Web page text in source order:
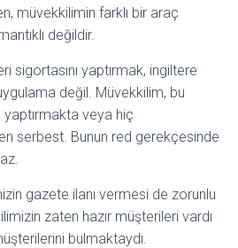
müvekkilimin farklı bir araç
değildir.
sigortasını yaptırmak, ingiltere
değil. Müvekkilim, bu
veya hiç
serbest. Bunun red gerekçesinde
gazete ilanı vermesi de zorunlu
zaten hazır müşterileri vardı
bulmaktaydı.